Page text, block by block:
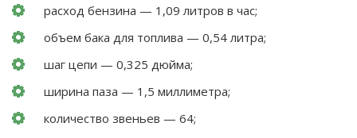
расход бензина — 1,09 литров в час;
объем бака для топлива — 0,54 литра;
шаг цепи — 0,325 дюйма;
ширина паза — 1,5 миллиметра;
количество звеньев — 64;